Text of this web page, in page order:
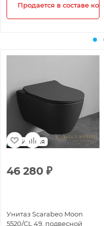
Продается в составе
Италия
46 280 ₽
Унитаз Scarabeo Moon
5520/CL 49, подвесной